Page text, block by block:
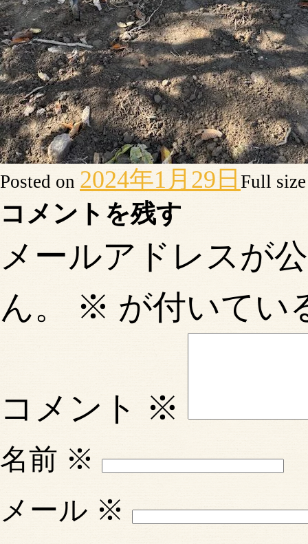
Posted on 2024年1月29日 Full
コメントを残す
メールアドレスが
ん。
※ が付いてい
コメント ※
名前 ※
メール ※